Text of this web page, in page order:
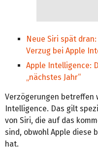
Neue Siri spät
Verzug bei Apple
Apple Intelligence:
„nächstes Jahr“
Verzögerungen betreffen
Intelligence. Das gilt
von Siri, die auf das
sind, obwohl Apple diese
hat.